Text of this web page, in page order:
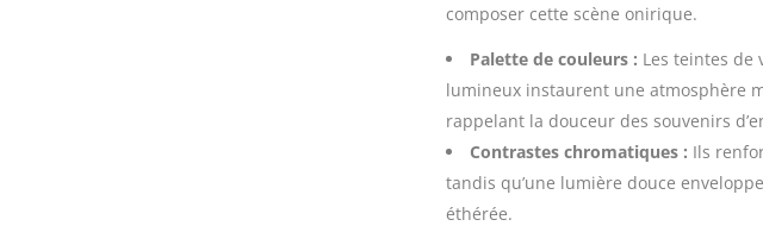
composer cette scène onirique.
Palette de couleurs : Les teintes de
lumineux instaurent une atmosphère
rappelant la douceur des souvenirs
Contrastes chromatiques : Ils
tandis qu’une lumière douce
éthérée.